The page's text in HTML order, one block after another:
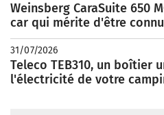
Weinsberg CaraSuite 650
car qui mérite d'être connu
31/07/2026
Teleco TEB310, un boîtier
l'électricité de votre